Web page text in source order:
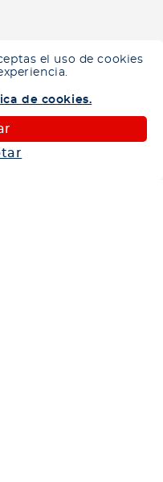
el uso de cookies
de cookies.